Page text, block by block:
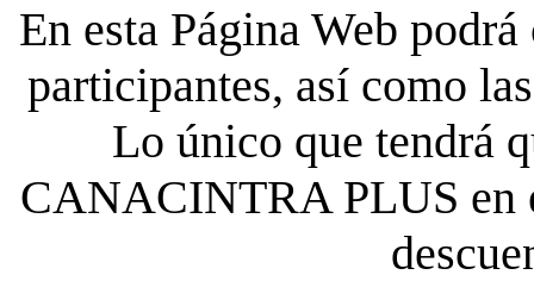
En esta Página Web
participantes, así como
Lo único que tendrá
CANACINTRA PLUS en